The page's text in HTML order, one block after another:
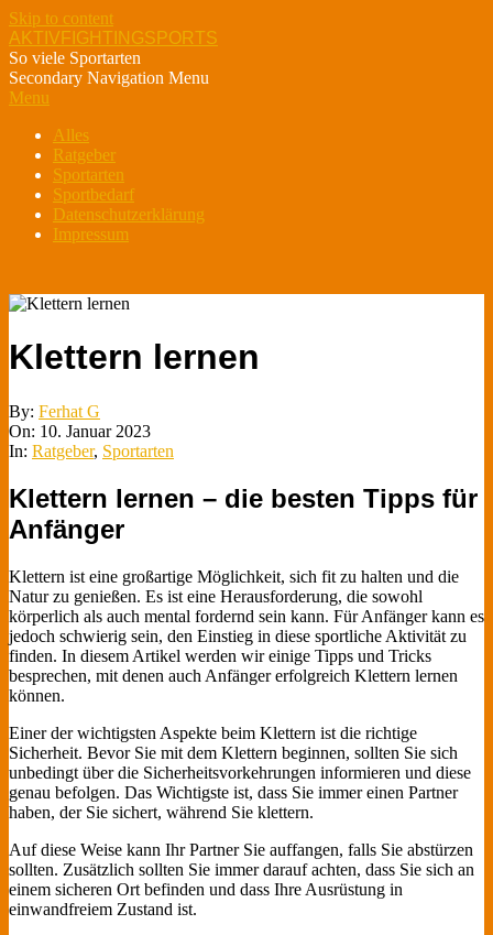
Skip to content
AKTIVFIGHTINGSPORTS
So viele Sportarten
Secondary Navigation Menu
Menu
Alles
Ratgeber
Sportarten
Sportbedarf
Datenschutzerklärung
Impressum
Klettern lernen
By: Ferhat G
On: 10. Januar 2023
In: Ratgeber, Sportarten
Klettern lernen – die besten Tipps für
Anfänger
Klettern ist eine großartige Möglichkeit, sich fit zu halten und die
Natur zu genießen. Es ist eine Herausforderung, die sowohl
körperlich als auch mental fordernd sein kann. Für Anfänger kann es
jedoch schwierig sein, den Einstieg in diese sportliche Aktivität zu
finden. In diesem Artikel werden wir einige Tipps und Tricks
besprechen, mit denen auch Anfänger erfolgreich Klettern lernen
können.
Einer der wichtigsten Aspekte beim Klettern ist die richtige
Sicherheit. Bevor Sie mit dem Klettern beginnen, sollten Sie sich
unbedingt über die Sicherheitsvorkehrungen informieren und diese
genau befolgen. Das Wichtigste ist, dass Sie immer einen Partner
haben, der Sie sichert, während Sie klettern.
Auf diese Weise kann Ihr Partner Sie auffangen, falls Sie abstürzen
sollten. Zusätzlich sollten Sie immer darauf achten, dass Sie sich an
einem sicheren Ort befinden und dass Ihre Ausrüstung in
einwandfreiem Zustand ist.